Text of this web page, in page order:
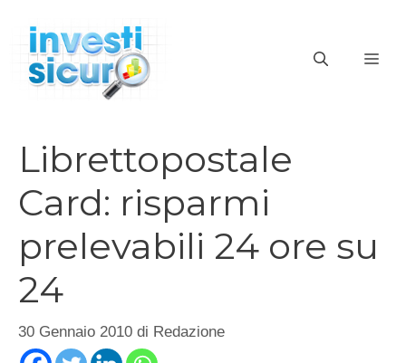
contenuto
Librettopostale
Card: risparmi
prelevabili 24 ore su
24
30 Gennaio 2010 di Redazione